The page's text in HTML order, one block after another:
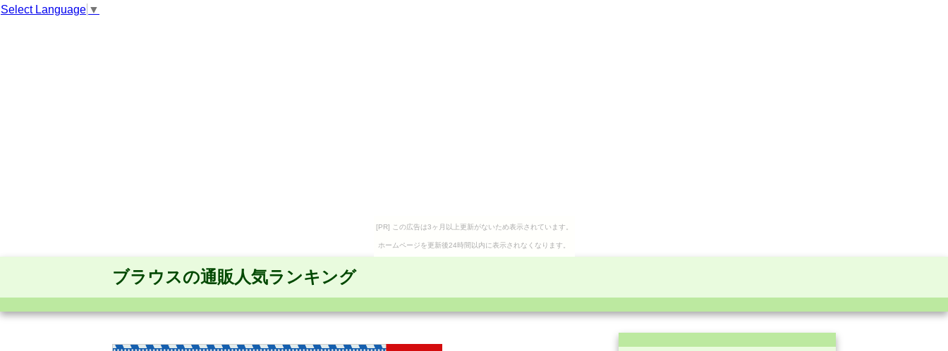
Select Language ▼
[PR] この広告は3ヶ月以上更新がないため表示されています。
ホームページを更新後24時間以内に表示されなくなります。
ブラウスの通販人気ランキング